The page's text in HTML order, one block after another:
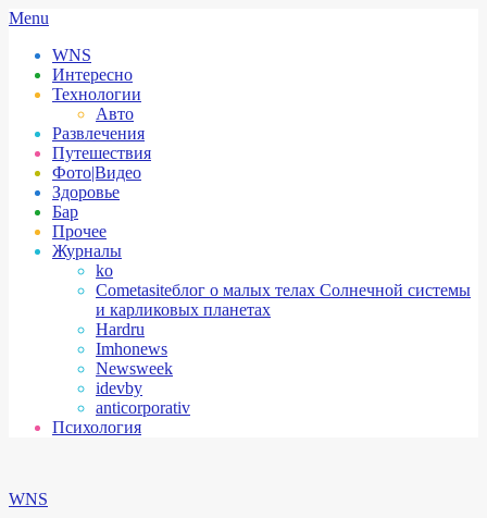
Skip
content
Secondary
Menu
Menu
WNS
Интересно
Технологии
Авто
Развлечения
Путешествия
Фото|Видео
Здоровье
Бар
Прочее
Журналы
ko
Cometasiteблог о малых телах Солнечной системы
и карликовых планетах
Hardru
Imhonews
Newsweek
idevby
anticorporativ
Психология
WNS